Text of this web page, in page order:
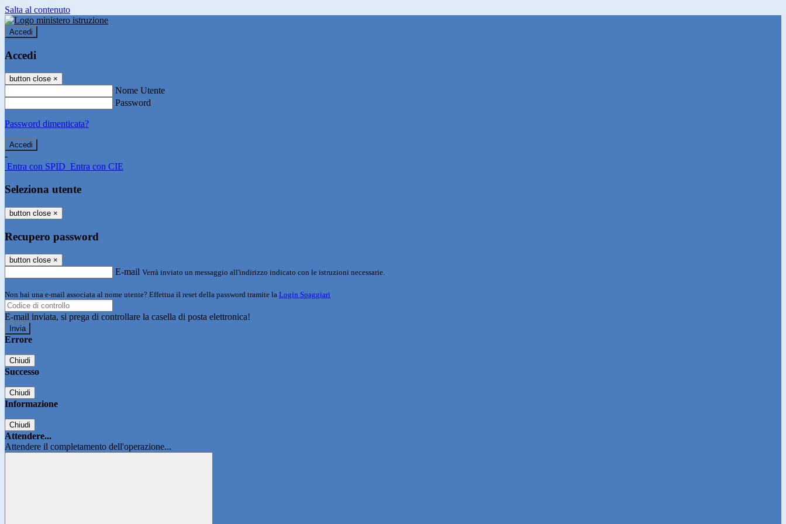
Salta al contenuto
Accedi
Accedi
button close ×
Nome Utente
Password
Password dimenticata?
-
Entra con SPID Entra con CIE
Seleziona utente
button close ×
Recupero password
button close ×
E-mail Verrà inviato un messaggio all'indirizzo indicato con le istruzioni necessarie.
Non hai una e-mail associata al nome utente? Effettua il reset della password tramite la Login Spaggiari
E-mail inviata, si prega di controllare la casella di posta elettronica!
Errore
Chiudi
Successo
Chiudi
Informazione
Chiudi
Attendere...
Attendere il completamento dell'operazione...